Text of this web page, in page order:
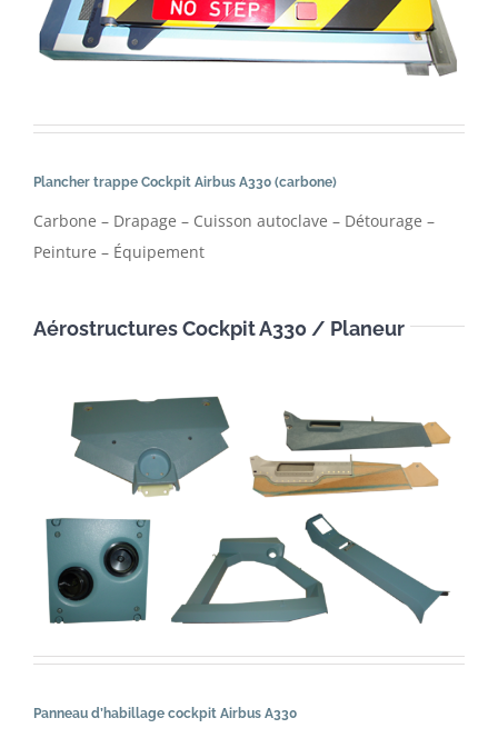
Plancher trappe Cockpit Airbus A330 (carbone)
Carbone – Drapage – Cuisson autoclave – Détourage –
Peinture – Équipement
Aérostructures Cockpit A330 / Planeur
Panneau d’habillage cockpit Airbus A330